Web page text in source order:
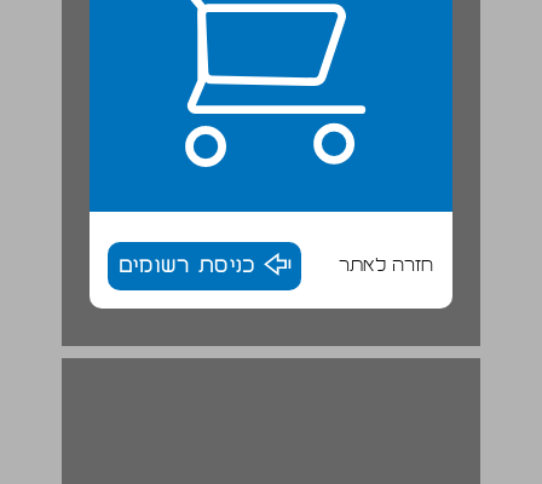
חזרה לאתר כניסת רשומים
פרט מתוך "הגלים" מאת וירג'יניה וולף ... 22